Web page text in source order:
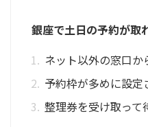
銀座で土日の予約が取
ネット以外の窓口
予約枠が多めに設
整理券を受け取って